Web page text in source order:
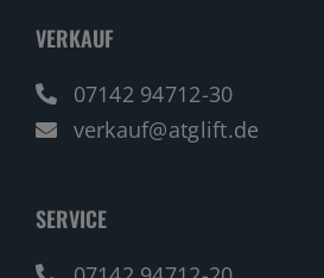
VERKAUF
07142 94712-30
verkauf@atglift.de
SERVICE